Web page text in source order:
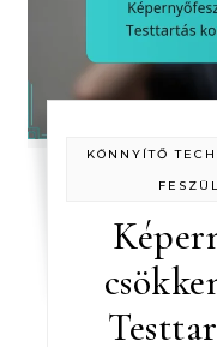
KÖNNYÍTŐ